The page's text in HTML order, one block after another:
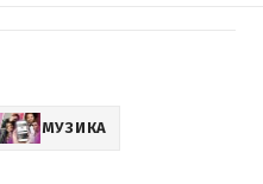
МУЗИКА